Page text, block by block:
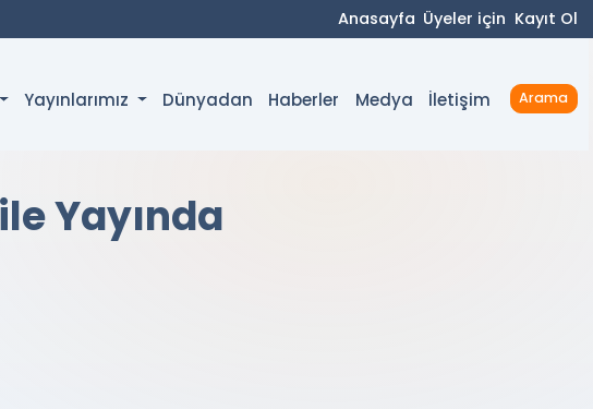
Anasayfa Üyeler için Kayıt Ol
Yayınlarımız Dünyadan Haberler Medya İletişim Arama
Yayında